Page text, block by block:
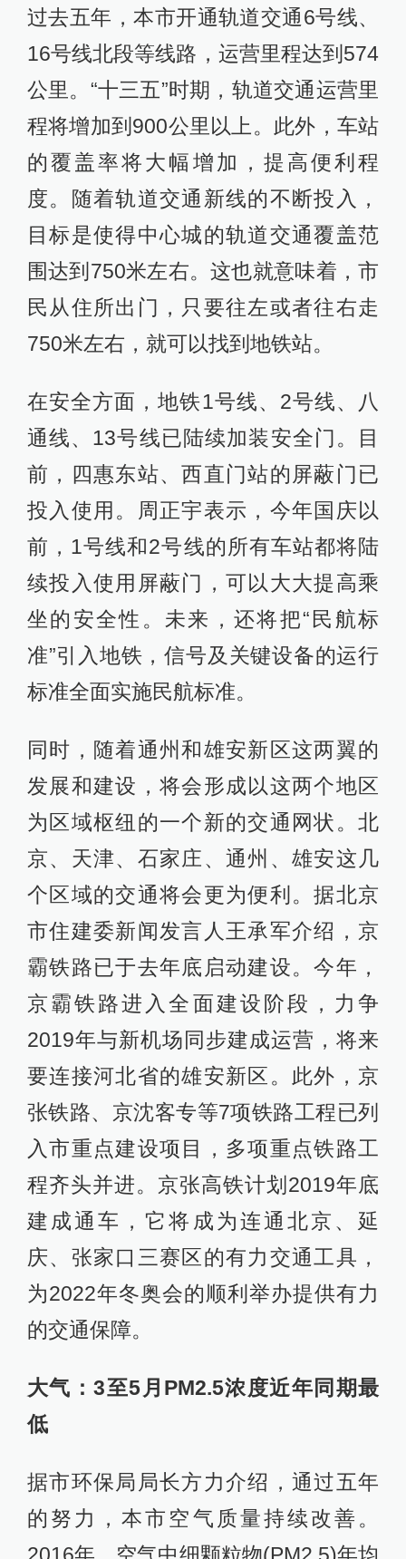
过去五年，本市开通轨道交通6号线、
16号线北段等线路，运营里程达到574
公里。“十三五”时期，轨道交通运营里
程将增加到900公里以上。此外，车站
的覆盖率将大幅增加，提高便利程
度。随着轨道交通新线的不断投入，
目标是使得中心城的轨道交通覆盖范
围达到750米左右。这也就意味着，市
民从住所出门，只要往左或者往右走
750米左右，就可以找到地铁站。
在安全方面，地铁1号线、2号线、八
通线、13号线已陆续加装安全门。目
前，四惠东站、西直门站的屏蔽门已
投入使用。周正宇表示，今年国庆以
前，1号线和2号线的所有车站都将陆
续投入使用屏蔽门，可以大大提高乘
坐的安全性。未来，还将把“民航标
准”引入地铁，信号及关键设备的运行
标准全面实施民航标准。
同时，随着通州和雄安新区这两翼的
发展和建设，将会形成以这两个地区
为区域枢纽的一个新的交通网状。北
京、天津、石家庄、通州、雄安这几
个区域的交通将会更为便利。据北京
市住建委新闻发言人王承军介绍，京
霸铁路已于去年底启动建设。今年，
京霸铁路进入全面建设阶段，力争
2019年与新机场同步建成运营，将来
要连接河北省的雄安新区。此外，京
张铁路、京沈客专等7项铁路工程已列
入市重点建设项目，多项重点铁路工
程齐头并进。京张高铁计划2019年底
建成通车，它将成为连通北京、延
庆、张家口三赛区的有力交通工具，
为2022年冬奥会的顺利举办提供有力
的交通保障。
大气：3至5月PM2.5浓度近年同期最
低
据市环保局局长方力介绍，通过五年
的努力，本市空气质量持续改善。
2016年，空气中细颗粒物(PM2.5)年均